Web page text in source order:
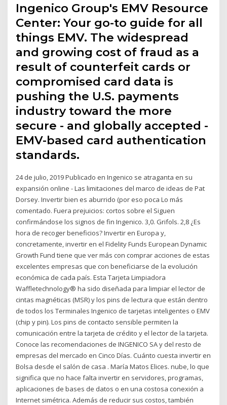
Ingenico Group's EMV Resource
Center: Your go-to guide for all
things EMV. The widespread
and growing cost of fraud as a
result of counterfeit cards or
compromised card data is
pushing the U.S. payments
industry toward the more
secure - and globally accepted -
EMV-based card authentication
standards.
24 de julio, 2019 Publicado en Ingenico se atraganta en su
expansión online - Las limitaciones del marco de ideas de Pat
Dorsey. Invertir bien es aburrido (por eso poca Lo más
comentado. Fuera prejuicios: cortos sobre el Siguen
confirmándose los signos de fin Ingenico. 3,0. Grifols. 2,8 ¿Es
hora de recoger beneficios? Invertir en Europa y,
concretamente, invertir en el Fidelity Funds European Dynamic
Growth Fund tiene que ver más con comprar acciones de estas
excelentes empresas que con beneficiarse de la evolución
económica de cada país. Esta Tarjeta Limpiadora
Waffletechnology® ha sido diseñada para limpiar el lector de
cintas magnéticas (MSR) y los pins de lectura que están dentro
de todos los Terminales Ingenico de tarjetas inteligentes o EMV
(chip y pin). Los pins de contacto sensible permiten la
comunicación entre la tarjeta de crédito y el lector de la tarjeta.
Conoce las recomendaciones de INGENICO SA y del resto de
empresas del mercado en Cinco Días. Cuánto cuesta invertir en
Bolsa desde el salón de casa . María Matos Elices. nube, lo que
significa que no hace falta invertir en servidores, programas,
aplicaciones de bases de datos o en una costosa conexión a
Internet simétrica. Además de reducir sus costos, también